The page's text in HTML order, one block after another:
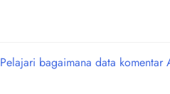
Pelajari bagaimana data komentar